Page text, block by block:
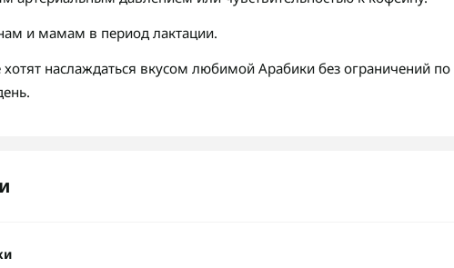
и мамам в период лактации.
наслаждаться вкусом любимой Арабики без ограничений по